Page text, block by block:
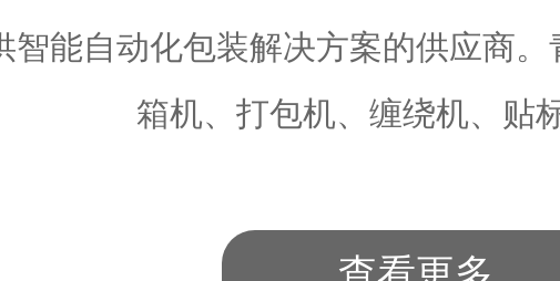
智能自动化包装解决方案的供应商
箱机、打包机、缠绕机、贴